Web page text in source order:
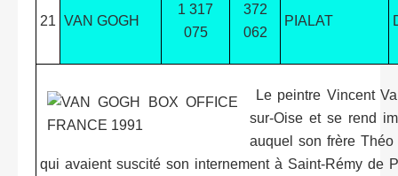
21 VAN GOGH
1 317
075
372
062
PIALAT
Le peintre Vincent
sur-Oise et se rend
auquel son frère
qui avaient suscité son internement à Saint-Rémy de